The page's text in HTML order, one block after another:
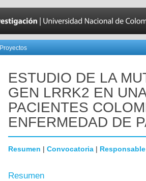
Proyectos
ESTUDIO DE LA
GEN LRRK2 EN
PACIENTES
ENFERMEDAD DE
Resumen | Convocatoria | Responsable
Resumen